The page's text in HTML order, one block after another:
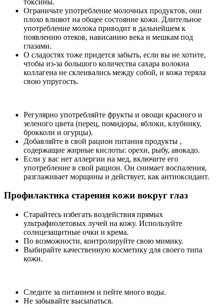
Ограничьте употребление молочных продуктов, они
плохо влияют на общее состояние кожи. Длительное
употребление молока приводит в дальнейшем к
появлению отеков, нависанию века и мешкам под
глазами.
О сладостях тоже придется забыть, если вы не хотите,
чтобы из-за большого количества сахара волокна
коллагена не склеивались между собой, и кожа теряла
свою упругость.
Регулярно употребляйте фрукты и овощи красного и
зеленого цвета (перец, помидоры, яблоки, клубнику,
брокколи и огурцы).
Добавляйте в свой рацион питания продукты ,
содержащие жирные кислоты: орехи, рыбу, авокадо.
Если у вас нет аллергии на мед, включите его
употребление в свой рацион. Он снимает воспаления,
разглаживает морщины и действует, как антиоксидант.
Профилактика старения кожи вокруг глаз
Старайтесь избегать воздействия прямых
ультрафиолетовых лучей на кожу. Используйте
солнцезащитные очки и крема.
По возможности, контролируйте свою мимику.
Выбирайте качественную косметику для своего типа
кожи.
Следите за питанием и пейте много воды.
Не забывайте высыпаться.